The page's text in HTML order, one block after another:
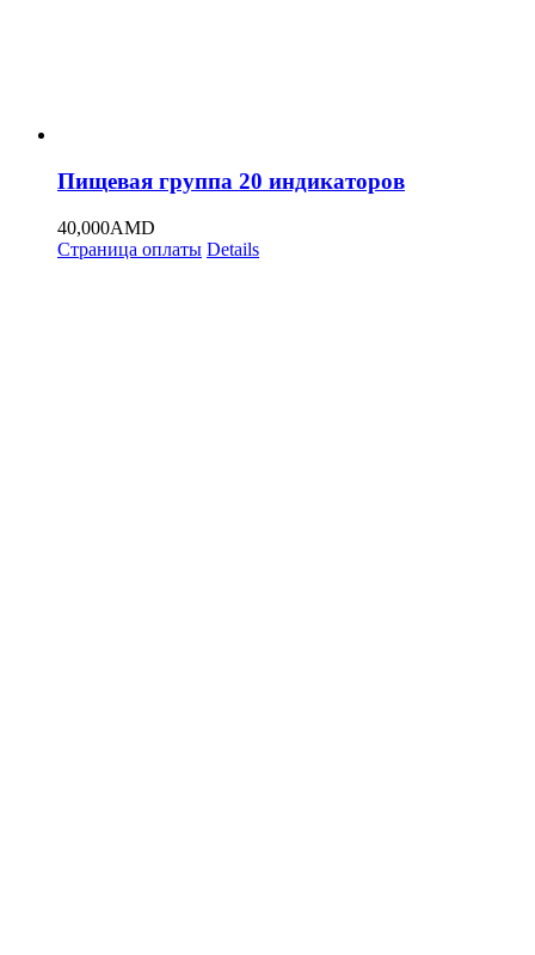
Пищевая группа 20 индикаторов
40,000AMD
Страница оплаты Details